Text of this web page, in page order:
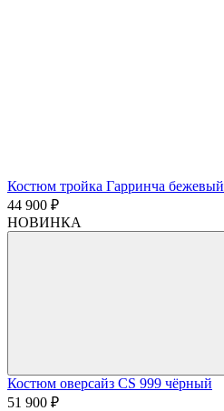
Костюм тройка Гарринча бежевый
44 900 ₽
НОВИНКА
Костюм оверсайз CS 999 чёрный
51 900 ₽